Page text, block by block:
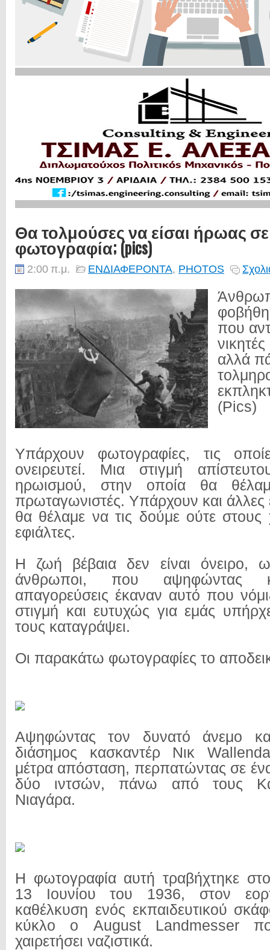
Θα τολμούσες να είσαι ήρωας σε
φωτογραφία; (pics)
2:00 π.μ. ΕΝΔΙΑΦΕΡΟΝΤΑ, PHOTOS
που
αλλά
(Pics)
Υπάρχουν φωτογραφίες, τις
ονειρευτεί. Μια στιγμή
ηρωισμού, στην οποία θα
πρωταγωνιστές. Υπάρχουν και άλλες
θα θέλαμε να τις δούμε ούτε στους
εφιάλτες.
Η ζωή βέβαια δεν είναι όνειρο,
άνθρωποι, που αψηφώντας
απαγορεύσεις έκαναν αυτό που
στιγμή και ευτυχώς για εμάς
τους καταγράψει.
Οι παρακάτω φωτογραφίες το
Αψηφώντας τον δυνατό άνεμο
διάσημος κασκαντέρ Νικ
μέτρα απόσταση, περπατώντας σε
δύο ιντσών, πάνω από τους
Νιαγάρα.
Η φωτογραφία αυτή τραβήχτηκε
13 Ιουνίου του 1936, στον
καθέλκυση ενός εκπαιδευτικού
κύκλο ο August Landmesser
χαιρετήσει ναζιστικά.